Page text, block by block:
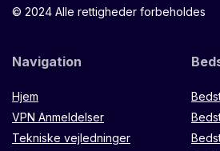
© 2024 Alle rettigheder forbeholdes
Navigation
Hjem
VPN Anmeldelser
Tekniske vejledninger